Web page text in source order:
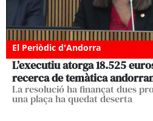
El Periòdic d'Andorra
L’executiu atorga 18.525
recerca de temàtica
La resolució ha finançat dues
una plaça ha quedat deserta